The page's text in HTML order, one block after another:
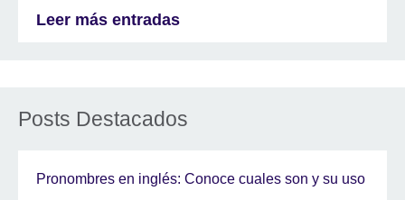
Leer más entradas
Posts Destacados
Pronombres en inglés: Conoce cuales son y su uso